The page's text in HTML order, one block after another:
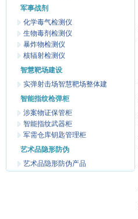
军事战剂
化学毒气检测仪
生物毒剂检测仪
暴炸物检测仪
核辐射检测仪
智慧靶场建设
实弹射击场智慧靶场整体建
智能指纹枪弹柜
涉案物证保管柜
智能指纹武器柜
军需仓库钥匙管理柜
艺术品隐形防伪
艺术品隐形防伪产品